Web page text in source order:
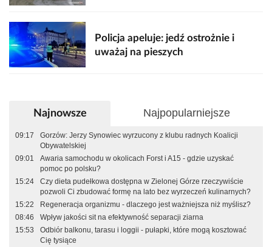
Policja apeluje: jedź ostrożnie i
uważaj na pieszych
Najnowsze Najpopularniejsze
09:17
Gorzów: Jerzy Synowiec wyrzucony z klubu radnych Koalicji
Obywatelskiej
09:01
Awaria samochodu w okolicach Forst i A15 - gdzie uzyskać
pomoc po polsku?
15:24
Czy dieta pudełkowa dostępna w Zielonej Górze rzeczywiście
pozwoli Ci zbudować formę na lato bez wyrzeczeń kulinarnych?
15:22
Regeneracja organizmu - dlaczego jest ważniejsza niż myślisz?
08:46
Wpływ jakości sit na efektywność separacji ziarna
15:53
Odbiór balkonu, tarasu i loggii - pułapki, które mogą kosztować
Cię tysiące